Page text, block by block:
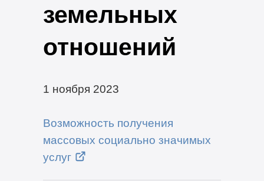
земельных
отношений
1 ноября 2023
Возможность получения
массовых социально значимых
услуг